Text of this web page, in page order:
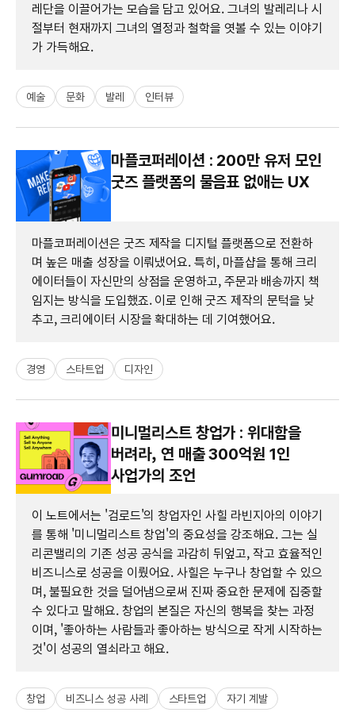
레단을 이끌어가는 모습을 담고 있어요. 그녀의 발레리나 시
절부터 현재까지 그녀의 열정과 철학을 엿볼 수 있는 이야기
가 가득해요.
예술 문화 발레 인터뷰
마플코퍼레이션 : 200만 유저 모인
굿즈 플랫폼의 물음표 없애는 UX
마플코퍼레이션은 굿즈 제작을 디지털 플랫폼으로 전환하
며 높은 매출 성장을 이뤄냈어요. 특히, 마플샵을 통해 크리
에이터들이 자신만의 상점을 운영하고, 주문과 배송까지 책
임지는 방식을 도입했죠. 이로 인해 굿즈 제작의 문턱을 낮
추고, 크리에이터 시장을 확대하는 데 기여했어요.
경영 스타트업 디자인
미니멀리스트 창업가 : 위대함을
버려라, 연 매출 300억원 1인
사업가의 조언
이 노트에서는 '검로드'의 창업자인 사힐 라빈지아의 이야기
를 통해 '미니멀리스트 창업'의 중요성을 강조해요. 그는 실
리콘밸리의 기존 성공 공식을 과감히 뒤엎고, 작고 효율적인
비즈니스로 성공을 이뤘어요. 사힐은 누구나 창업할 수 있으
며, 불필요한 것을 덜어냄으로써 진짜 중요한 문제에 집중할
수 있다고 말해요. 창업의 본질은 자신의 행복을 찾는 과정
이며, '좋아하는 사람들과 좋아하는 방식으로 작게 시작하는
것'이 성공의 열쇠라고 해요.
창업 비즈니스 성공 사례 스타트업 자기 계발